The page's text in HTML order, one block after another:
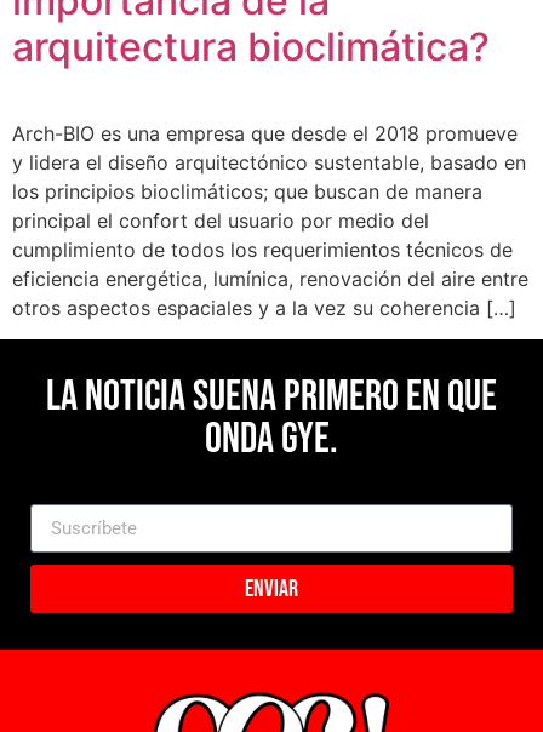
arquitectura bioclimática?
Arch-BIO es una empresa que desde el 2018 promueve
y lidera el diseño arquitectónico sustentable, basado en
los principios bioclimáticos; que buscan de manera
principal el confort del usuario por medio del
cumplimiento de todos los requerimientos técnicos de
eficiencia energética, lumínica, renovación del aire entre
otros aspectos espaciales y a la vez su coherencia […]
La noticia suena primero en Que
Onda Gye.
Enviar